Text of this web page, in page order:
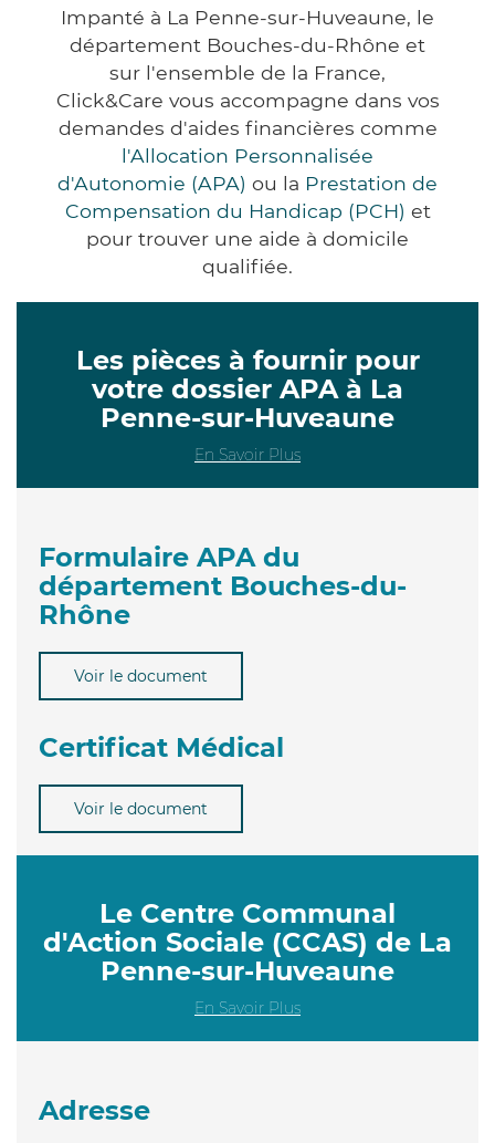
Impanté à La Penne-sur-Huveaune, le
département Bouches-du-Rhône et
sur l'ensemble de la France,
Click&Care vous accompagne dans vos
demandes d'aides financières comme
l'Allocation Personnalisée
d'Autonomie (APA) ou la Prestation de
Compensation du Handicap (PCH) et
pour trouver une aide à domicile
qualifiée.
Les pièces à fournir pour
votre dossier APA à La
Penne-sur-Huveaune
En Savoir Plus
Formulaire APA du
département Bouches-du-
Rhône
Voir le document
Certificat Médical
Voir le document
Le Centre Communal
d'Action Sociale (CCAS) de La
Penne-sur-Huveaune
En Savoir Plus
Adresse